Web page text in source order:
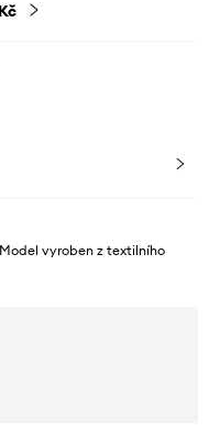
vyroben z textilního